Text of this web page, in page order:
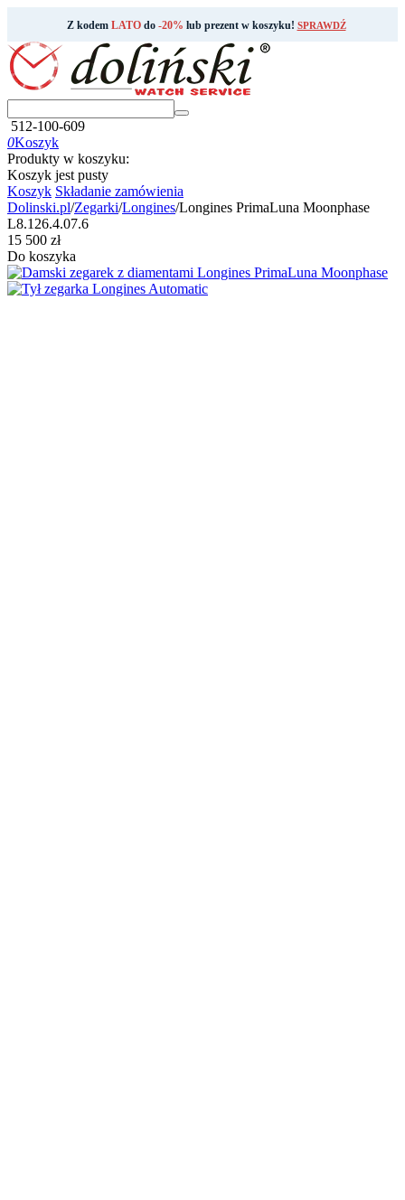
Z kodem LATOdo -20% lub prezent w koszyku! SPRAWDŹ
512-100-609
0Koszyk
Produkty w koszyku:
Koszyk jest pusty
Koszyk Składanie zamówienia
Dolinski.pl/Zegarki/Longines/Longines PrimaLuna Moonphase
L8.126.4.07.6
‍15 500‍ zł
Do koszyka